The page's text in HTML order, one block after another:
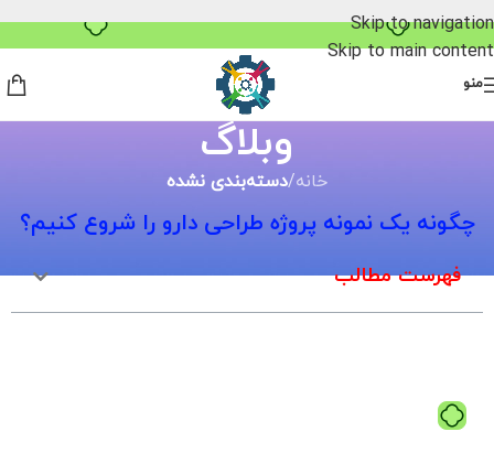
Skip to navigation
Skip to main content
منو
وبلاگ
خانه/دسته‌بندی نشده
چگونه یک نمونه پروژه طراحی دارو را شروع کنیم؟
فهرست مطالب